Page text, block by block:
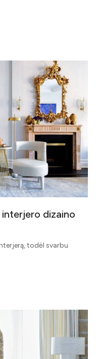
interjero dizaino
todėl svarbu